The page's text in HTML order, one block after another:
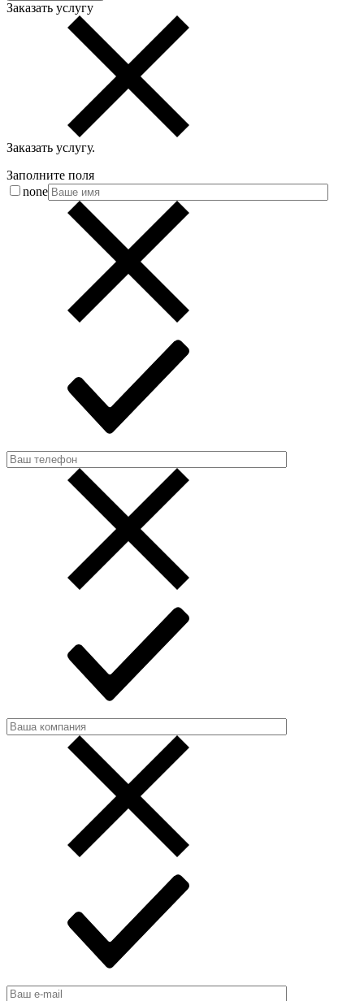
Заказать услугу
Заказать услугу.
Заполните поля
none